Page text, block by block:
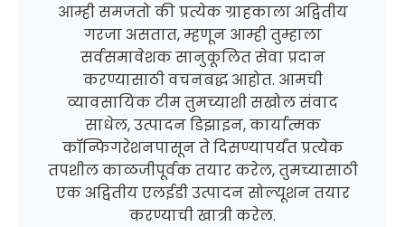
आम्ही समजतो की प्रत्येक ग्राहकाला अद्वितीय
गरजा असतात, म्हणून आम्ही तुम्हाला
सर्वसमावेशक सानुकूलित सेवा प्रदान
करण्यासाठी वचनबद्ध आहोत. आमची
व्यावसायिक टीम तुमच्याशी सखोल संवाद
साधेल, उत्पादन डिझाइन, कार्यात्मक
कॉन्फिगरेशनपासून ते दिसण्यापर्यंत प्रत्येक
तपशील काळजीपूर्वक तयार करेल, तुमच्यासाठी
एक अद्वितीय एलईडी उत्पादन सोल्यूशन तयार
करण्याची खात्री करेल.